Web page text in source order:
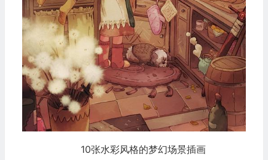
10张水彩风格的梦幻场景插画